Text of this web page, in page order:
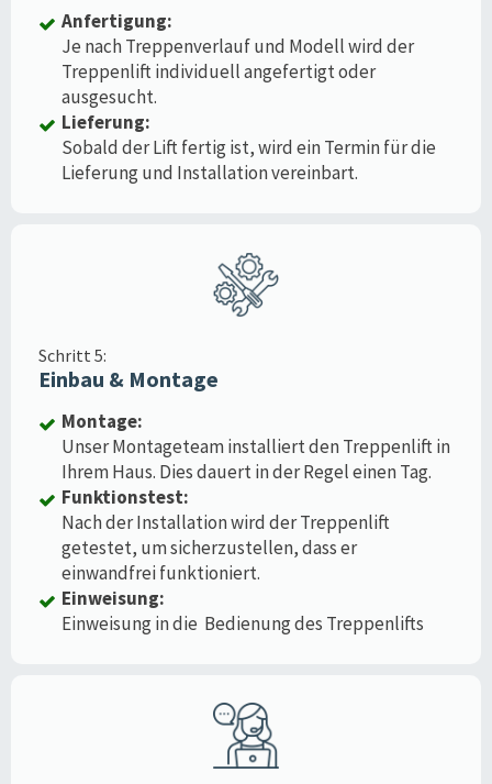
Anfertigung:
Je nach Treppenverlauf und Modell wird der
Treppenlift individuell angefertigt oder
ausgesucht.
Lieferung:
Sobald der Lift fertig ist, wird ein Termin für die
Lieferung und Installation vereinbart.
Schritt 5:
Einbau & Montage
Montage:
Unser Montageteam installiert den Treppenlift in
Ihrem Haus. Dies dauert in der Regel einen Tag.
Funktionstest:
Nach der Installation wird der Treppenlift
getestet, um sicherzustellen, dass er
einwandfrei funktioniert.
Einweisung:
Einweisung in die Bedienung des Treppenlifts